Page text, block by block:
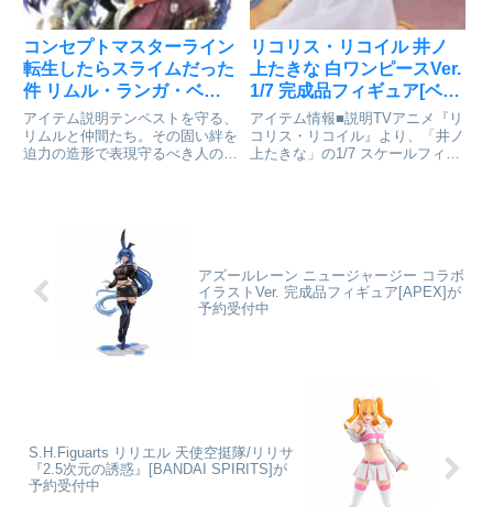
コンセプトマスターライン
転生したらスライムだった
件 リムル・ランガ・ベニ
マル DX版[プライム1スタ
ジオ]が予約受付開始
アイテム説明テンペストを守る、
リムルと仲間たち。その固い絆を
迫力の造形で表現守るべき人のた
件』から、テンペストの仲間たち
リコリス・リコイル 井ノ
上たきな 白ワンピースVer.
1/7 完成品フィギュア[ベル
ファイン]が予約受付中
アイテム情報■説明TVアニメ『リ
コリス・リコイル』より、「井ノ
上たきな」の1/7 スケールフィギ
アズールレーン ニュージャージー コラボ
イラストVer. 完成品フィギュア[APEX]が
予約受付中
S.H.Figuarts リリエル 天使空挺隊/リリサ
『2.5次元の誘惑』[BANDAI SPIRITS]が
予約受付中